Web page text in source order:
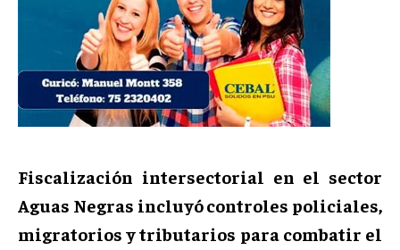
Fiscalización intersectorial en el sector
Aguas Negras incluyó controles policiales,
migratorios y tributarios para combatir el